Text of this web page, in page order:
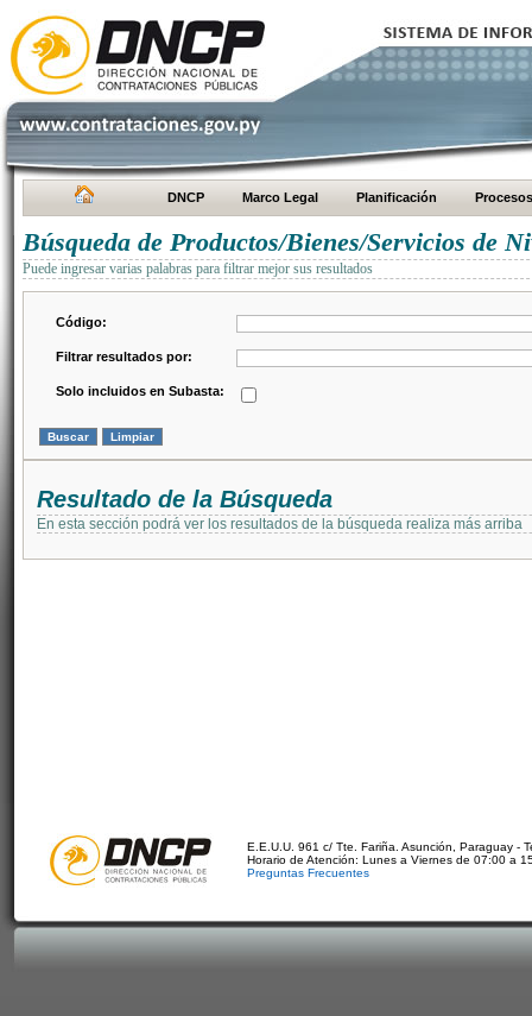
DNCP Marco Legal Planificación Procesos
Búsqueda de Productos/Bienes/Servicios de
Puede ingresar varias palabras para filtrar mejor sus resultados
Código:
Filtrar resultados por:
Solo incluidos en Subasta:
Resultado de la Búsqueda
En esta sección podrá ver los resultados de la búsqueda realiza más arriba
E.E.U.U. 961 c/ Tte. Fariña. Asunción, Paraguay -
Horario de Atención: Lunes a Viernes de 07:00 a
Preguntas Frecuentes